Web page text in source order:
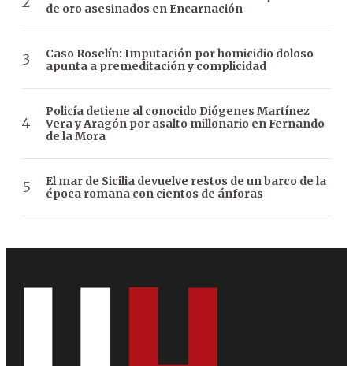
de oro asesinados en Encarnación
Caso Roselín: Imputación por homicidio doloso
apunta a premeditación y complicidad
Policía detiene al conocido Diógenes Martínez
Vera y Aragón por asalto millonario en Fernando
de la Mora
El mar de Sicilia devuelve restos de un barco de la
época romana con cientos de ánforas